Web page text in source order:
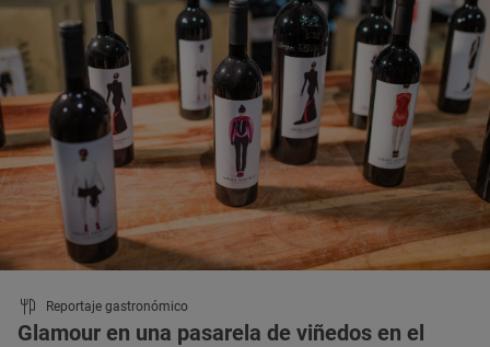
Reportaje gastronómico
Glamour en una pasarela de viñedos en el